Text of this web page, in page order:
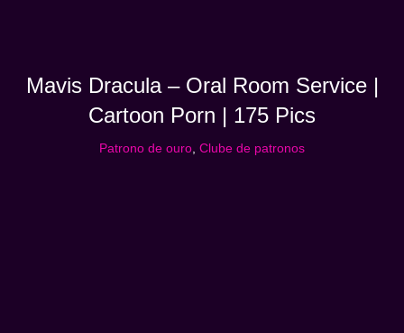
Mavis Dracula – Oral Room Service |
Cartoon Porn | 175 Pics
Patrono de ouro, Clube de patronos